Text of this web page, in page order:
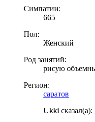
Симпатии:
665
Пол:
Женский
Род занятий:
рисую
Регион:
саратов
Ukki сказал(а):